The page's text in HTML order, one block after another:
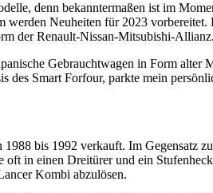
denn bekanntermaßen ist im
werden Neuheiten für 2023 vorbereitet.
der Renault-Nissan-Mitsubishi-Allianz.
Gebrauchtwagen in Form
des Smart Forfour, parkte mein
bis 1992 verkauft. Im Gegensatz
in einen Dreitürer und ein
Kombi abzulösen.